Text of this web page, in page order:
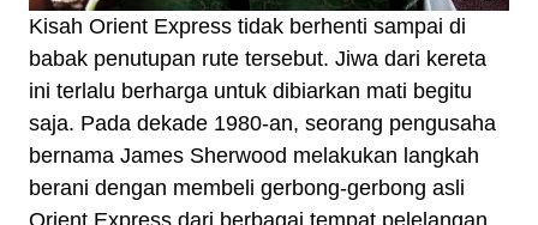
Kisah Orient Express tidak berhenti sampai di
babak penutupan rute tersebut. Jiwa dari kereta
ini terlalu berharga untuk dibiarkan mati begitu
saja. Pada dekade 1980-an, seorang pengusaha
bernama James Sherwood melakukan langkah
berani dengan membeli gerbong-gerbong asli